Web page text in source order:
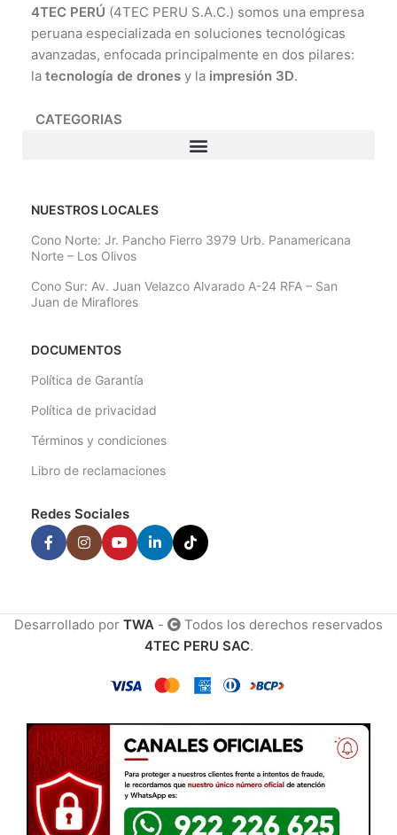
4TEC PERÚ (4TEC PERU S.A.C.) somos una empresa
peruana especializada en soluciones tecnológicas
avanzadas, enfocada principalmente en dos pilares:
la tecnología de drones y la impresión 3D.
CATEGORIAS
NUESTROS LOCALES
Cono Norte: Jr. Pancho Fierro 3979 Urb. Panamericana
Norte – Los Olivos
Cono Sur: Av. Juan Velazco Alvarado A-24 RFA – San
Juan de Miraflores
DOCUMENTOS
Política de Garantía
Política de privacidad
Términos y condiciones
Libro de reclamaciones
Redes Sociales
Desarrollado por TWA -
Todos los derechos reservados
4TEC PERU SAC.